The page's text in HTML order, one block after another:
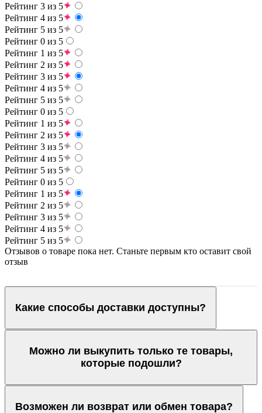
Рейтинг 3 из 5
Рейтинг 4 из 5
Рейтинг 5 из 5
Рейтинг 0 из 5
Рейтинг 1 из 5
Рейтинг 2 из 5
Рейтинг 3 из 5
Рейтинг 4 из 5
Рейтинг 5 из 5
Рейтинг 0 из 5
Рейтинг 1 из 5
Рейтинг 2 из 5
Рейтинг 3 из 5
Рейтинг 4 из 5
Рейтинг 5 из 5
Рейтинг 0 из 5
Рейтинг 1 из 5
Рейтинг 2 из 5
Рейтинг 3 из 5
Рейтинг 4 из 5
Рейтинг 5 из 5
Отзывов о товаре пока нет. Станьте первым кто оставит свой
отзыв
Какие способы доставки доступны?
Можно ли выкупить только те товары,
которые подошли?
Возможен ли возврат или обмен товара?